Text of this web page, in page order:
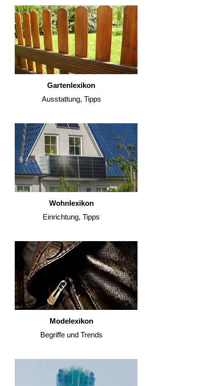
Gartenlexikon
Ausstattung, Tipps
Wohnlexikon
Einrichtung, Tipps
Modelexikon
Begriffe und Trends